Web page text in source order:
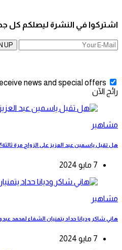
اشتركوا في النشرة ليصلكم كل
UP
news and special offers.
رائج الآن
مشاهير
هل تقبل ياسمين عبد العزيز على الزواج مرة ثالثة؟
7 مايو 2024
مشاهير
هاني شاكر وديانا حداد يتمنيان الشفاء لمحمد
7 مايو 2024